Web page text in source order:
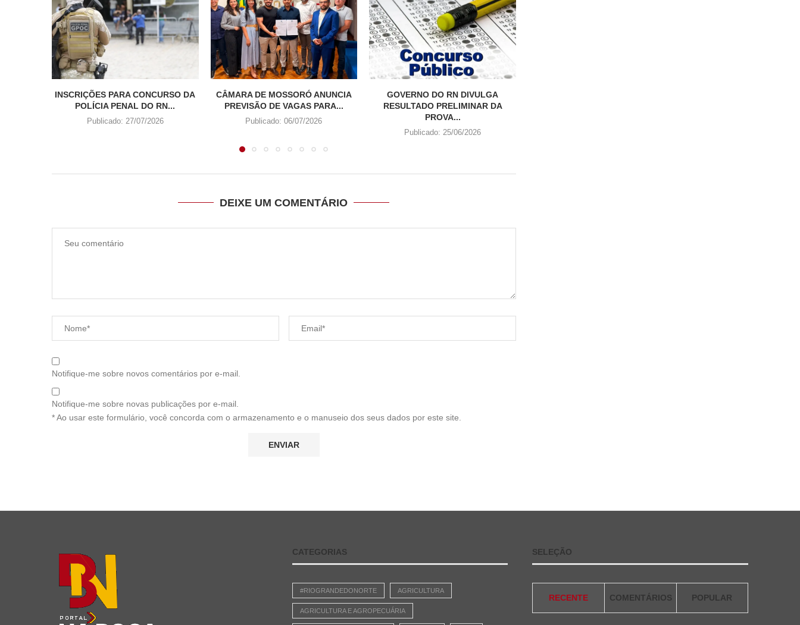
INSCRIÇÕES PARA CONCURSO DA
POLÍCIA PENAL DO RN...
Publicado: 27/07/2026
CÂMARA DE MOSSORÓ ANUNCIA
PREVISÃO DE VAGAS PARA...
Publicado: 06/07/2026
GOVERNO DO RN DIVULGA
RESULTADO PRELIMINAR DA
PROVA...
Publicado: 25/06/2026
DEIXE UM COMENTÁRIO
Notifique-me sobre novos comentários por e-mail.
Notifique-me sobre novas publicações por e-mail.
* Ao usar este formulário, você concorda com o armazenamento e o manuseio dos seus dados por este site.
CATEGORIAS
#RIOGRANDEDONORTE AGRICULTURA
AGRICULTURA E AGROPECUÁRIA
SELEÇÃO
RECENTE COMENTÁRIOS POPULAR